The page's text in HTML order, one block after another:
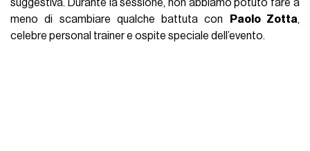
suggestiva. Durante la sessione, non abbiamo potuto fare a
meno di scambiare qualche battuta con
Paolo Zotta,
celebre personal trainer e ospite speciale dell’evento.